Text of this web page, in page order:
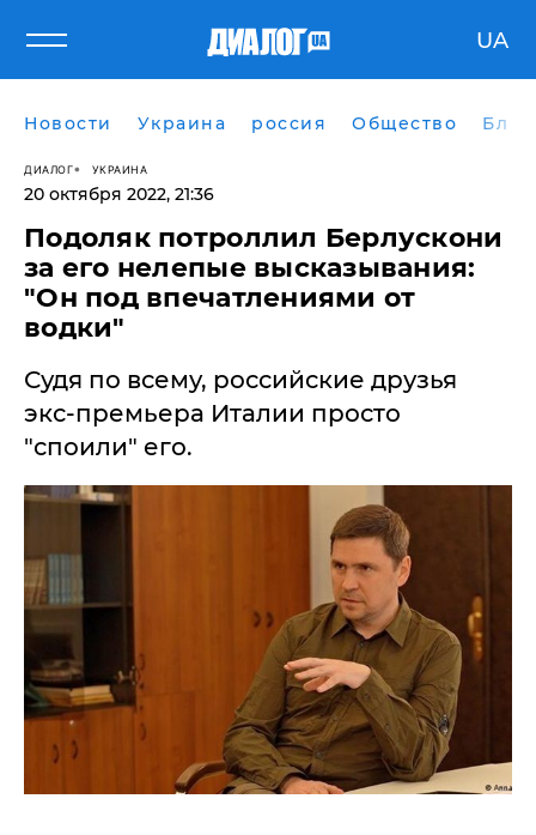
UA
Новости Украина россия Общество
ДИАЛОГ УКРАИНА
20 октября 2022, 21:36
Подоляк потроллил Берлускони
за его нелепые высказывания:
"Он под впечатлениями от
водки"
Судя по всему, российские друзья
экс-премьера Италии просто
"споили" его.